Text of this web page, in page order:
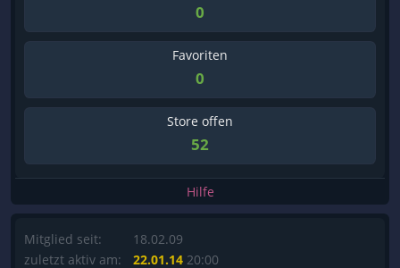
0
Favoriten
0
Store offen
52
Hilfe
Mitglied seit:
zuletzt aktiv am:
18.02.09
22.01.14 20:00